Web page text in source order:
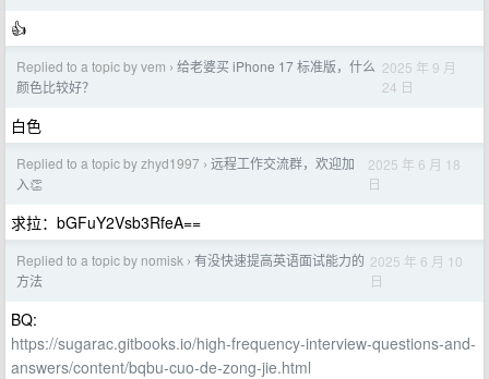
👍
Replied to a topic by vem › 给老婆买 iPhone 17 标准版，什么
颜色比较好？
2025 年 9 月
24 日
白色
Replied to a topic by zhyd1997 › 远程工作交流群，欢迎加
入👏
2025 年 6 月 18
日
求拉：bGFuY2Vsb3RfeA==
Replied to a topic by nomisk › 有没快速提高英语面试能力的
方法
2025 年 6 月 10
日
BQ:
https://sugarac.gitbooks.io/high-frequency-interview-questions-and-
answers/content/bqbu-cuo-de-zong-jie.html